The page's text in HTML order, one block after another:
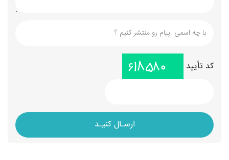
کد تأیید
ارسـال کنیـد